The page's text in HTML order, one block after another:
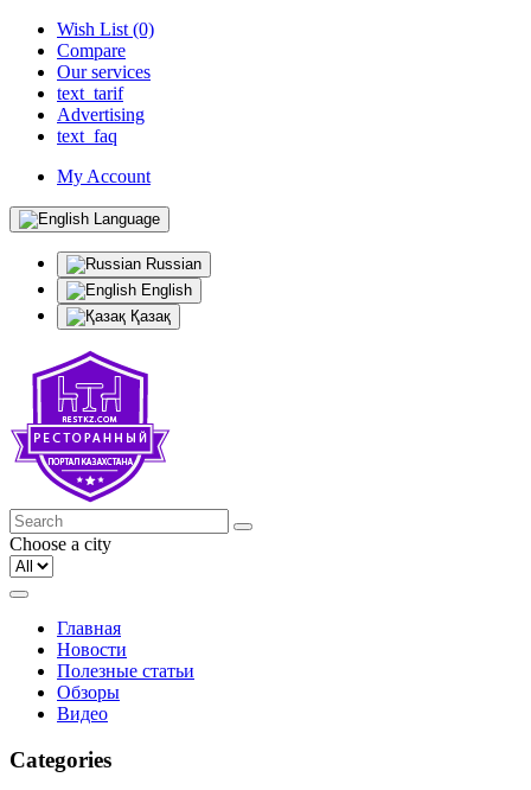
Wish List (0)
Compare
Our services
text_tarif
Advertising
text_faq
My Account
Language
Russian
English
Қазақ
Choose a city
Главная
Новости
Полезные статьи
Обзоры
Видео
Categories